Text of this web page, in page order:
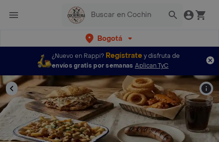
Bogotá
¿Nuevo en Rappi? Regístratey disfruta de
envíos gratis por semanas Aplican TyC